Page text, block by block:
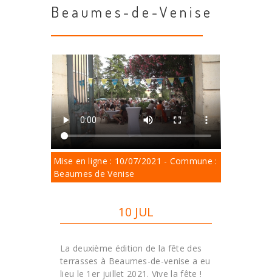
Beaumes-de-Venise
Mise en ligne : 10/07/2021 - Commune :
Beaumes de Venise
10 JUL
La deuxième édition de la fête des
terrasses à Beaumes-de-venise a eu
lieu le 1er juillet 2021. Vive la fête !